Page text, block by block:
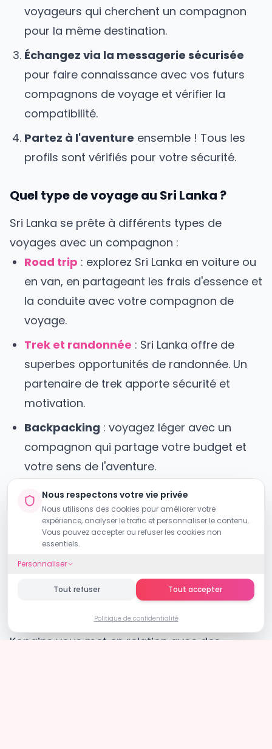
Nous respectons votre vie privée
Nous utilisons des cookies pour améliorer votre
expérience, analyser le trafic et personnaliser le contenu.
Vous pouvez accepter ou refuser les cookies non
essentiels.
Personnaliser
Tout refuser Tout accepter
Politique de confidentialité
voyageurs qui cherchent un compagnon
pour la même destination.
Échangez via la messagerie sécurisée
pour faire connaissance avec vos futurs
compagnons de voyage et vérifier la
compatibilité.
Partez à l'aventure ensemble ! Tous les
profils sont vérifiés pour votre sécurité.
Quel type de voyageau Sri Lanka ?
Sri Lanka se prête à différents types de
voyages avec un compagnon :
Road trip : explorez Sri Lanka en voiture ou
en van, en partageant les frais d'essence et
la conduite avec votre compagnon de
voyage.
Trek et randonnée : Sri Lanka offre de
superbes opportunités de randonnée. Un
partenaire de trek apporte sécurité et
motivation.
Backpacking : voyagez léger avec un
compagnon qui partage votre budget et
votre sens de l'aventure.
Voyage senior: les voyageurs de plus de
50 ans apprécient particulièrement de
voyager accompagnés pour plus de
confort et de sérénité.
Que vous cherchiez un compagnon de
compagne de voyageou un
partenaire de voyagepourSri Lanka
Kopains vous met en relation avec des